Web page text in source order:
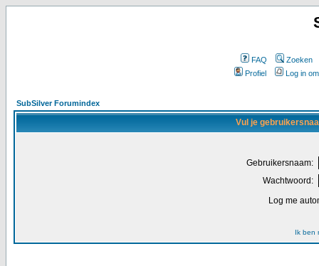
FAQ
Zoeken
Profiel
Log in
SubSilver Forumindex
Vul je
Gebruikersnaam:
Wachtwoord:
Log me
Ik ben